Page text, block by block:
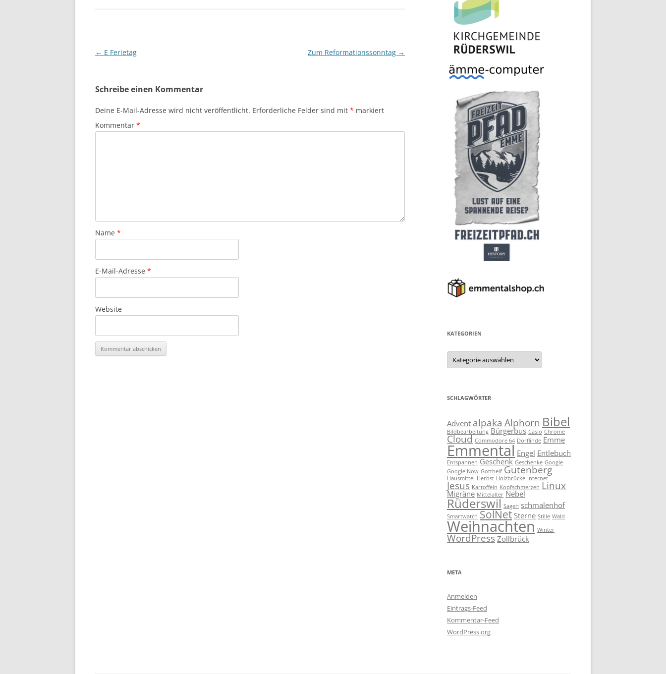
Beitragsnavigation
← E Ferietag Zum Reformationssonntag →
Schreibe einen Kommentar
Deine E-Mail-Adresse wird nicht veröffentlicht. Erforderliche Felder sind mit * markiert
Kommentar *
Name *
E-Mail-Adresse *
Website
KATEGORIEN
Kategorien
SCHLAGWÖRTER
Advent alpaka Alphorn Bibel
Bildbearbeitung Bürgerbus Casio Chrome
Cloud Commodore 64 Dorflinde Emme
Emmental Engel Entlebuch
Entspannen Geschenk Geschenke Google
Google Now Gotthelf Gutenberg
Hausmittel Herbst Holzbrücke Internet
Jesus Kartoffeln Kopfschmerzen Linux
Migräne Mittelalter Nebel
Rüderswil Sagen schmalenhof
Smartwatch SolNet Sterne Stille Wald
Weihnachten Winter
WordPress Zollbrück
META
Anmelden
Eintrags-Feed
Kommentar-Feed
WordPress.org